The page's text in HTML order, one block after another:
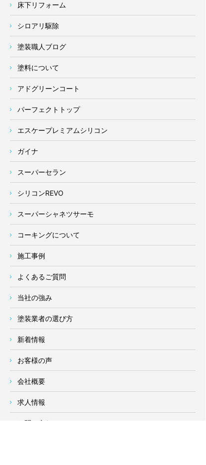
床下リフォーム
シロアリ駆除
塗装職人ブログ
塗料について
アドグリーンコート
パーフェクトトップ
エスケープレミアムシリコン
ガイナ
スーパーセラン
シリコンREVO
スーパーシャネツサーモ
コーキングについて
施工事例
よくあるご質問
当社の強み
塗装業者の選び方
新着情報
お客様の声
会社概要
求人情報
お問い合わせ